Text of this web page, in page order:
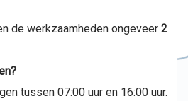
de werkzaamheden ongeveer 2
tussen 07:00 uur en 16:00 uur.